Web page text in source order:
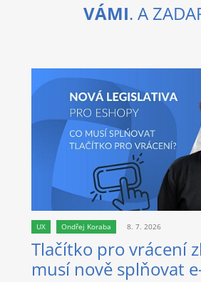
VÁMI. A
UX Ondřej Koraba 8. 7. 2026
Tlačítko pro vrácení
musí nově splňovat